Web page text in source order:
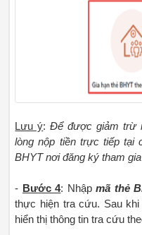
Lưu ý:Để được giảm trừ
lòng nộp tiền trực tiếp tại
BHYT nơi đăng ký tham
- Bước 4: Nhậpmã thẻ
thực hiện tra cứu. Sau
hiển thị thông tin tra cứu